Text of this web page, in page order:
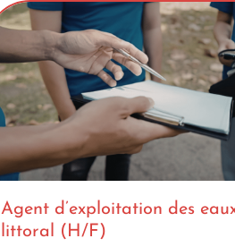
Agent d’exploitation des
littoral (H/F)